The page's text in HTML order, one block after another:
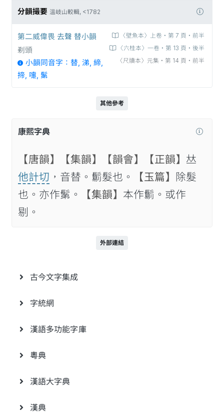
分韻撮要 溫岐山較輯, <1782
〈壁魚本〉上卷‧第 7 頁‧前半
〈六桂本〉一卷‧第 13 頁‧後半
〈尺牘本〉元集‧第 14 頁‧前半
第二威偉畏 去聲 替小韻
剃頭
小韻同音字：替, 涕, 締,
揥, 嚏, 鬀
其他參考
康熙字典
【唐韻】 【集韻】 【韻會】 【正韻】 𠀤
他計切 ，音替。𩮜髮也。 【玉篇】 除髮
也。亦作鬀。
【集韻】 本作𩮜。或作
剔。
外部連結
古今文字集成
字統網
漢語多功能字庫
粵典
漢語大字典
漢典